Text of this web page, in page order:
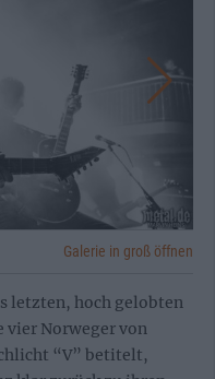
Galerie in groß öffnen
letzten, hoch gelobten
vier Norweger von
“V” betitelt,